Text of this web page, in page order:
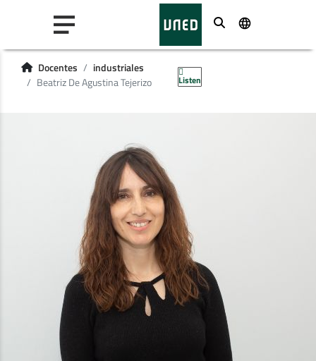
Buscar
Docentes
industriales
Beatriz De Agustina Tejerizo
Listen